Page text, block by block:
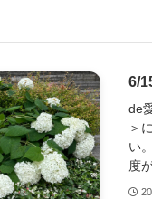
6/
de
＞
い
度